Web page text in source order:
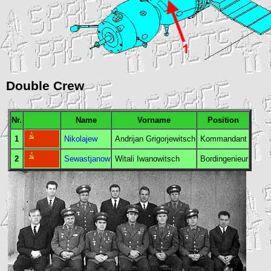
Double Crew
Nr. Name Vorname Position
1 Nikolajew Andrijan Grigorjewitsch Kommandant
2 Sewastjanow Witali Iwanowitsch Bordingenieur